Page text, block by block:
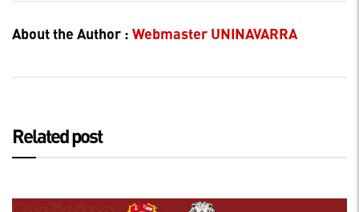
About the Author : Webmaster UNINAVARRA
Related post